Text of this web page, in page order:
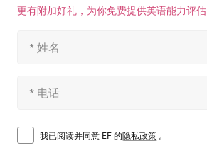
更有附加好礼，为你免费提供英语能力评估
我已阅读并同意 EF 的隐私政策 。